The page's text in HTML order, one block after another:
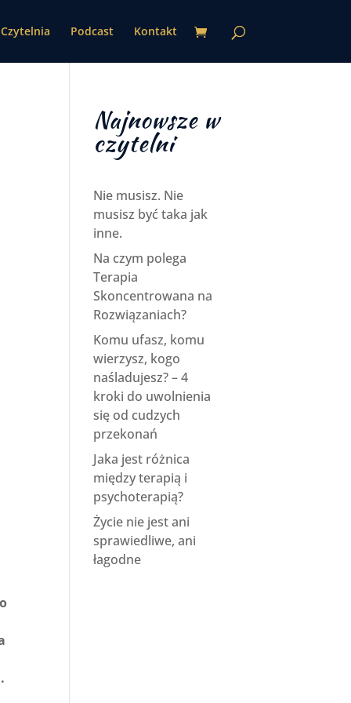
Czytelnia Podcast Kontakt
Najnowsze w
czytelni
Nie musisz. Nie
musisz być taka jak
inne.
Na czym polega
Terapia
Skoncentrowana na
Rozwiązaniach?
Komu ufasz, komu
wierzysz, kogo
naśladujesz? – 4
kroki do uwolnienia
się od cudzych
przekonań
Jaka jest różnica
między terapią i
psychoterapią?
Życie nie jest ani
sprawiedliwe, ani
łagodne